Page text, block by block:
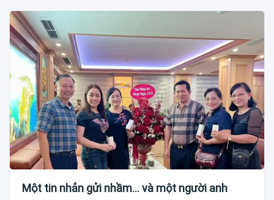
Một tin nhắn gửi nhầm... và một người anh